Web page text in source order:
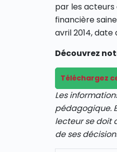
par les acteurs
financière
avril 2014,
Découvrez
Téléchargez
Les
pédagogique.
lecteur se doit
de ses